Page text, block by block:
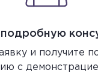
подробную
и получите
с